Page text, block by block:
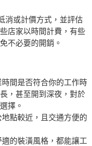
消或計價方式，並評估
店家以時間計費，有些
不必要的開銷。
間是否符合你的工作時
，甚至開到深夜，對於
擇。
點較近，且交通方便的
的裝潢風格，都能讓工